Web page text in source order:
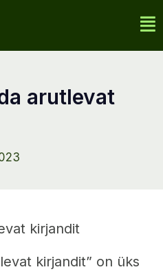
kirjandit
kirjandit” on üks